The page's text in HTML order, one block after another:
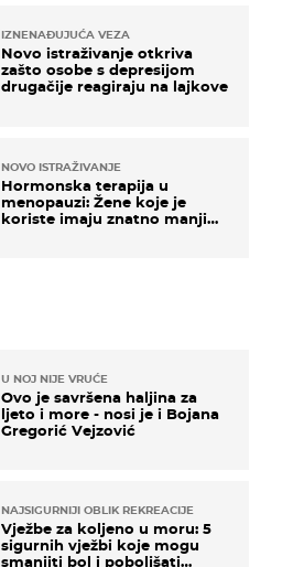
IZNENAĐUJUĆA VEZA
Novo istraživanje otkriva
zašto osobe s depresijom
drugačije reagiraju na lajkove
NOVO ISTRAŽIVANJE
Hormonska terapija u
menopauzi: Žene koje je
koriste imaju znatno manji
U NOJ NIJE VRUĆE
Ovo je savršena haljina za
ljeto i more - nosi je i Bojana
Gregorić Vejzović
NAJSIGURNIJI OBLIK REKREACIJE
Vježbe za koljeno u moru: 5
sigurnih vježbi koje mogu
smanjiti bol i poboljšati